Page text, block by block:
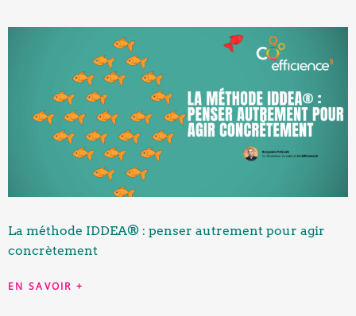
La méthode IDDEA® : penser autrement pour agir
concrètement
EN SAVOIR +